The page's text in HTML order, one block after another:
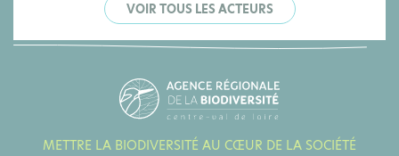
VOIR TOUS LES ACTEURS
METTRE LA BIODIVERSITÉ AU CŒUR DE LA SOCIÉTÉ